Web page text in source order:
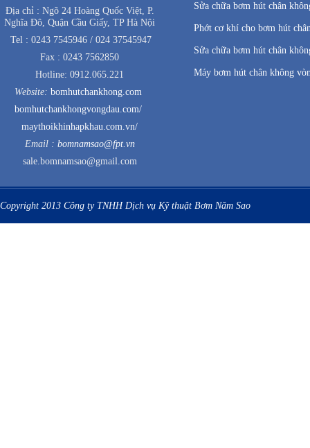
Địa chỉ : Ngõ 24 Hoàng Quốc Việt, P.
Nghĩa Đô, Quận Cầu Giấy, TP Hà Nội
Tel : 0243 7545946 / 024 37545947
Fax : 0243 7562850
Hotline: 0912.065.221
Website: bomhutchankhong.com
bomhutchankhongvongdau.com/
maythoikhinhapkhau.com.vn/
Email : bomnamsao@fpt.vn
sale.bomnamsao@gmail.com
Sửa chữa bơm hút chân
Phớt cơ khí cho bơm hút
Sửa chữa bơm hút chân
Máy bơm hút chân không
Copyright 2013 Công ty TNHH Dịch vụ Kỹ thuật Bơm Năm Sao